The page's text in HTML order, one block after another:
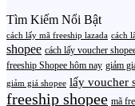
Tìm Kiếm Nổi Bật
cách lấy mã freeship lazada cách
shopee cách lấy voucher
freeship Shopee hôm nay giảm
giảm giá shopee lấy voucher
freeship shopee mã